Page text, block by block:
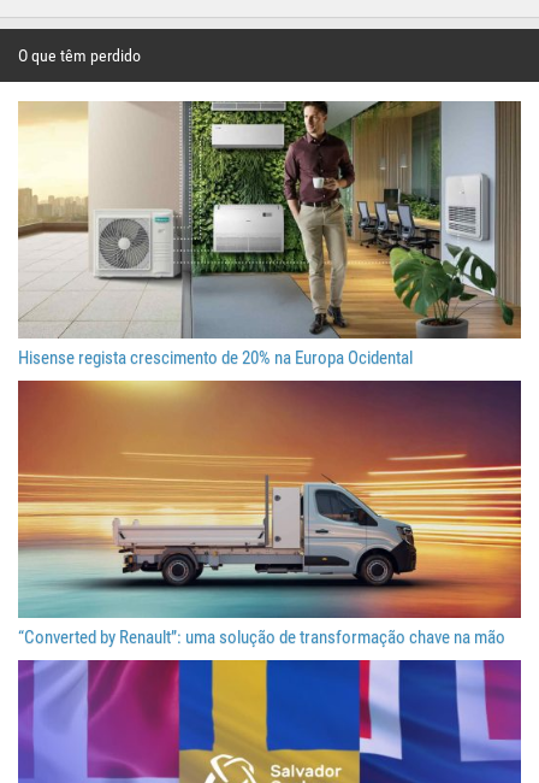
O que têm perdido
Hisense regista crescimento de 20% na Europa Ocidental
“Converted by Renault”: uma solução de transformação chave na mão